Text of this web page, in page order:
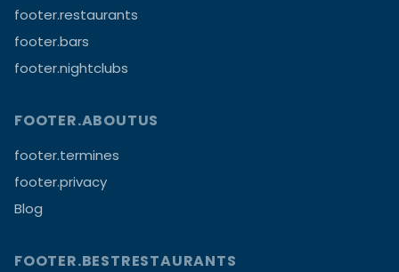
footer.restaurants
footer.bars
footer.nightclubs
FOOTER.ABOUTUS
footer.termines
footer.privacy
Blog
FOOTER.BESTRESTAURANTS